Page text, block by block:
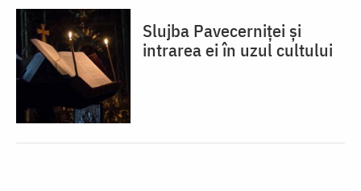
Slujba Pavecerniței și
intrarea ei în uzul cultului